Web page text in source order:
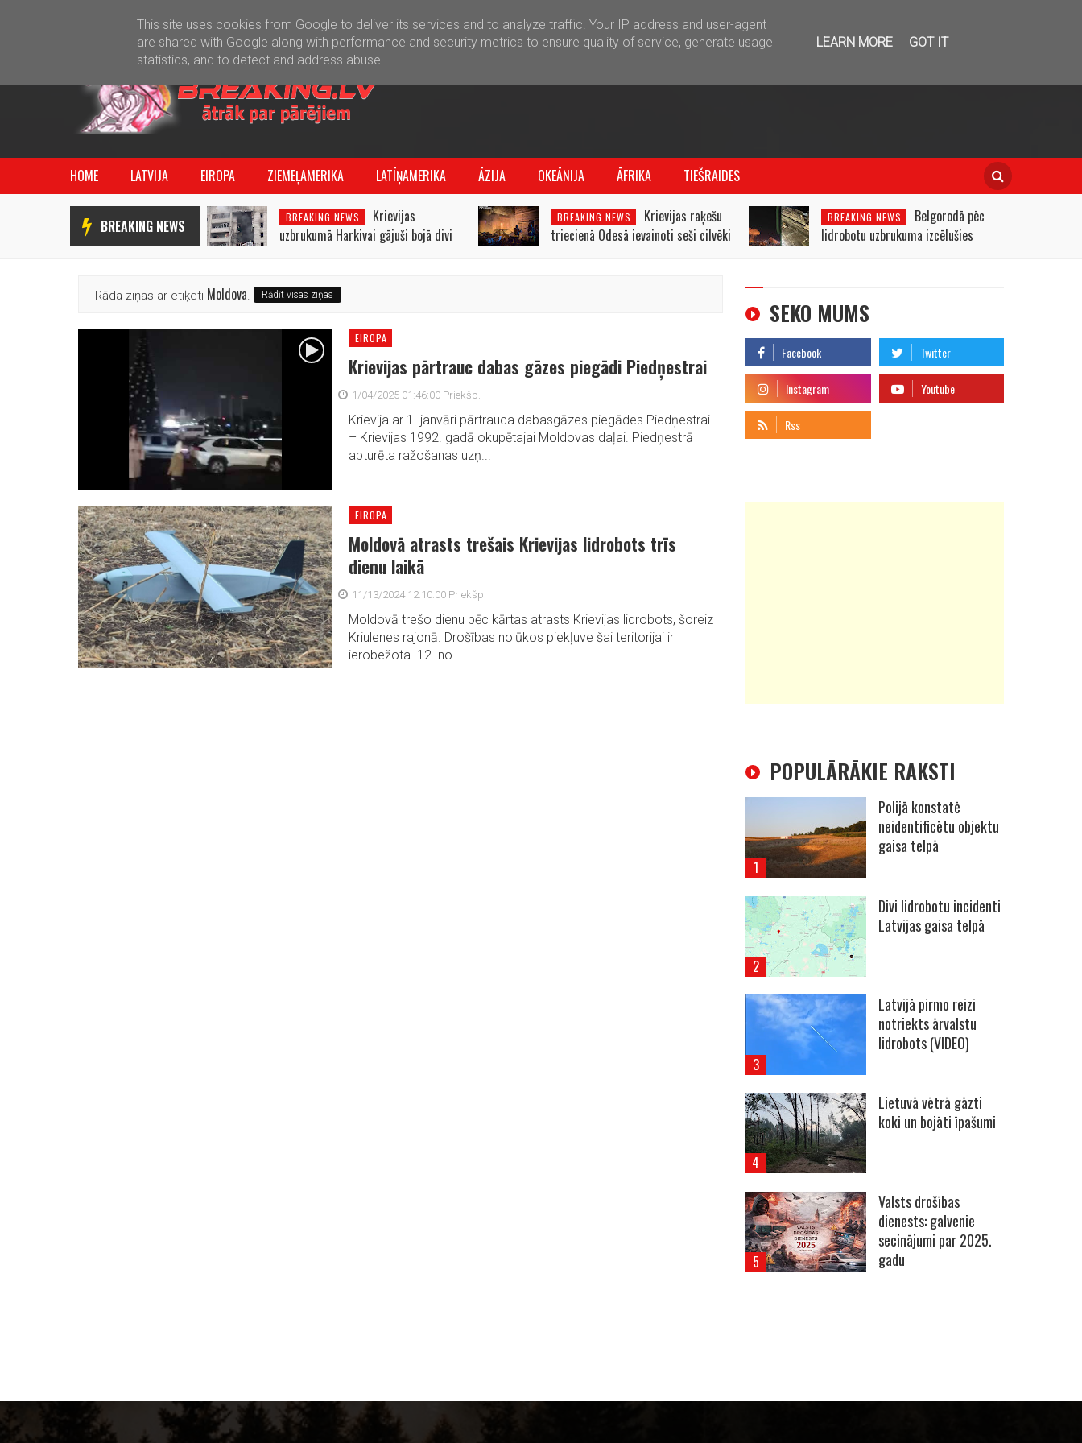
HOME LATVIJA EIROPA ZIEMEĻAMERIKA LATĪŅAMERIKA ĀZIJA OKEĀNIJA ĀFRIKA TIEŠRAIDES
BREAKING NEWS BREAKING NEWS
Krievijas
uzbrukumā Harkivai gājuši bojā divi
BREAKING NEWS
Krievijas raķešu
triecienā Odesā ievainoti seši cilvēki
BREAKING NEWS
Belgorodā pēc
lidrobotu uzbrukuma izcēlušies
Rāda ziņas ar etiķeti Moldova. Rādīt visas ziņas
EIROPA
Krievijas pārtrauc dabas gāzes piegādi Piedņestrai
1/04/2025 01:46:00 Priekšp.
Krievija ar 1. janvāri pārtrauca dabasgāzes piegādes Piedņestrai
– Krievijas 1992. gadā okupētajai Moldovas daļai. Piedņestrā
apturēta ražošanas uzņ...
EIROPA
Moldovā atrasts trešais Krievijas lidrobots trīs
dienu laikā
11/13/2024 12:10:00 Priekšp.
Moldovā trešo dienu pēc kārtas atrasts Krievijas lidrobots, šoreiz
Kriulenes rajonā. Drošības nolūkos piekļuve šai teritorijai ir
ierobežota. 12. no...
SEKO MUMS
POPULĀRĀKIE RAKSTI
Polijā konstatē
neidentificētu objektu
gaisa telpā
Divi lidrobotu incidenti
Latvijas gaisa telpā
Latvijā pirmo reizi
notriekts ārvalstu
lidrobots (VIDEO)
Lietuvā vētrā gāzti
koki un bojāti īpašumi
Valsts drošības
dienests: galvenie
secinājumi par 2025.
gadu
This site uses cookies from Google to deliver its services and to analyze traffic. Your IP address and user-agent
are shared with Google along with performance and security metrics to ensure quality of service, generate usage
statistics, and to detect and address abuse.
LEARN MORE GOT IT